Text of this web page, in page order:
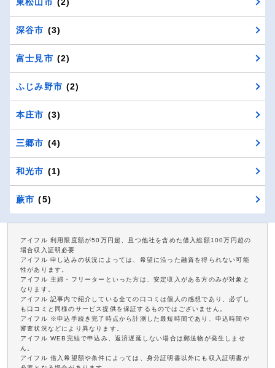
深谷市 (3)
富士見市 (2)
ふじみ野市 (2)
本庄市 (3)
三郷市 (4)
和光市 (1)
蕨市 (5)
アイフル 利用限度額が50万円超、且つ他社を含めた借入総額100万円超の
場合収入証明必要
アイフル 申し込みの状況によっては、希望に沿った融資を得られない可能
性があります。
アイフル 主婦・フリーターといった方は、安定収入がある方のみが対象と
なります。
アイフル 記事内で紹介している全ての口コミは個人の感想であり、必ずし
も口コミと同様のサービス提供を保証するものではございません。
アイフル ※申込手続き完了時点から計測した最短時間であり、申込時間や
審査状況などにより異なります。
アイフル WEB完結で申込み、返済遅延しない場合は郵送物が発生しませ
ん。
アイフル 借入希望額や条件によっては、身分証明書以外にも収入証明書が